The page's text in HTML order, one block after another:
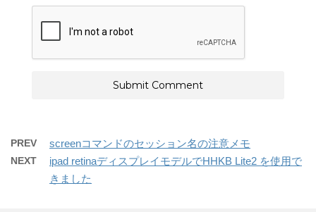
PREV screenコマンドのセッション名の注意メモ
NEXT
ipad retinaディスプレイモデルでHHKB Lite2 を使用で
きました